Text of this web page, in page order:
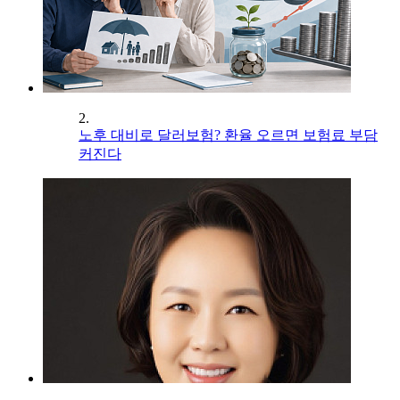
2.
노후 대비로 달러보험? 환율 오르면 보험료 부담
커진다